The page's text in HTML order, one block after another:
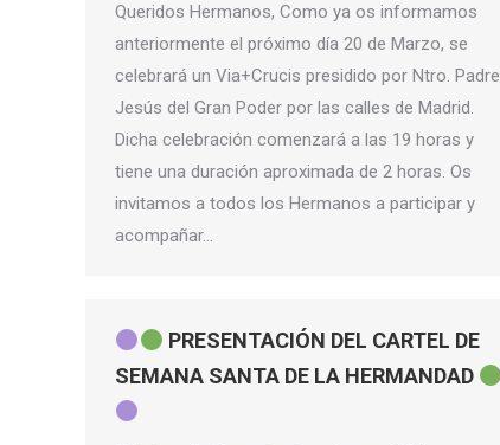
Queridos Hermanos, Como ya os informamos
anteriormente el próximo día 20 de Marzo, se
celebrará un Via+Crucis presidido por Ntro. Padre
Jesús del Gran Poder por las calles de Madrid.
Dicha celebración comenzará a las 19 horas y
tiene una duración aproximada de 2 horas. Os
invitamos a todos los Hermanos a participar y
acompañar…
PRESENTACIÓN DEL CARTEL DE
SEMANA SANTA DE LA HERMANDAD